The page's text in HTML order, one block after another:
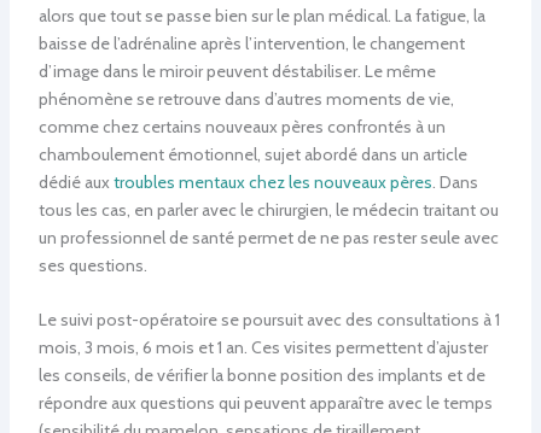
alors que tout se passe bien sur le plan médical. La fatigue, la
baisse de l’adrénaline après l’intervention, le changement
d’image dans le miroir peuvent déstabiliser. Le même
phénomène se retrouve dans d’autres moments de vie,
comme chez certains nouveaux pères confrontés à un
chamboulement émotionnel, sujet abordé dans un article
dédié aux troubles mentaux chez les nouveaux pères . Dans
tous les cas, en parler avec le chirurgien, le médecin traitant ou
un professionnel de santé permet de ne pas rester seule avec
ses questions.
Le suivi post-opératoire se poursuit avec des consultations à 1
mois, 3 mois, 6 mois et 1 an. Ces visites permettent d’ajuster
les conseils, de vérifier la bonne position des implants et de
répondre aux questions qui peuvent apparaître avec le temps